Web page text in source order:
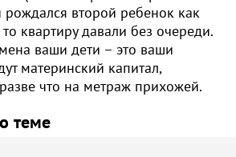
рождался второй ребенок как
квартиру давали без очереди.
ваши дети – это ваши
материнский капитал,
что на метраж прихожей.
теме